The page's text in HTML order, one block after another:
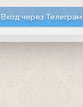
Вход через Телеграм